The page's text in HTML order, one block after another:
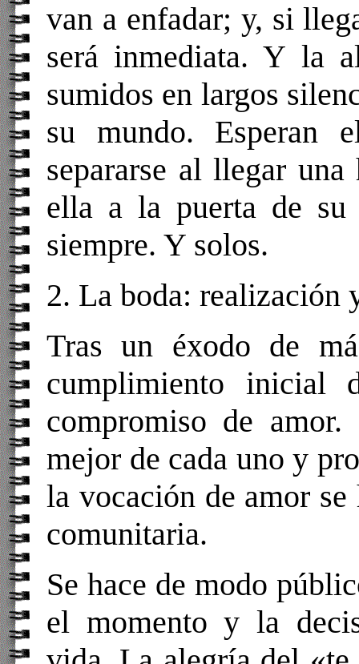
van a enfadar; y, si
será inmediata. Y la
sumidos en largos
su mundo. Esperan
separarse al llegar
ella a la puerta de su
siempre. Y solos.
2. La boda: realización
Tras un éxodo de
cumplimiento inicial
compromiso de
mejor de cada uno y
la vocación de amor
comunitaria.
Se hace de modo
el momento y la